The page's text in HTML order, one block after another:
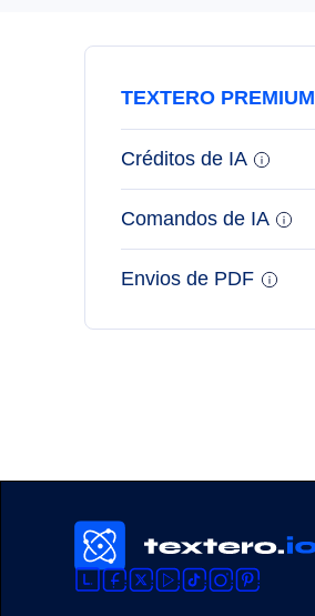
TEXTERO PREMIUM
Créditos de IA
Comandos de IA
Envios de PDF